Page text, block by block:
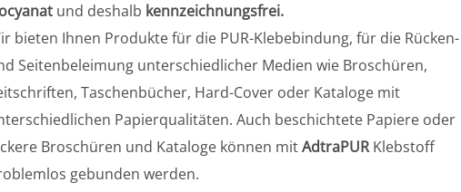
und deshalb kennzeichnungsfrei.
bieten Ihnen Produkte für die PUR-Klebebindung, für die Rücken-
Seitenbeleimung unterschiedlicher Medien wie Broschüren,
Taschenbücher, Hard-Cover oder Kataloge mit
Papierqualitäten. Auch beschichtete Papiere oder
Broschüren und Kataloge können mitAdtraPURKlebstoff
gebunden werden.